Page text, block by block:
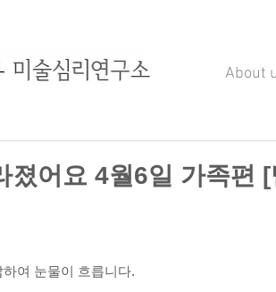
About
졌어요 4월6일 가족편
여 눈물이 흐릅니다.